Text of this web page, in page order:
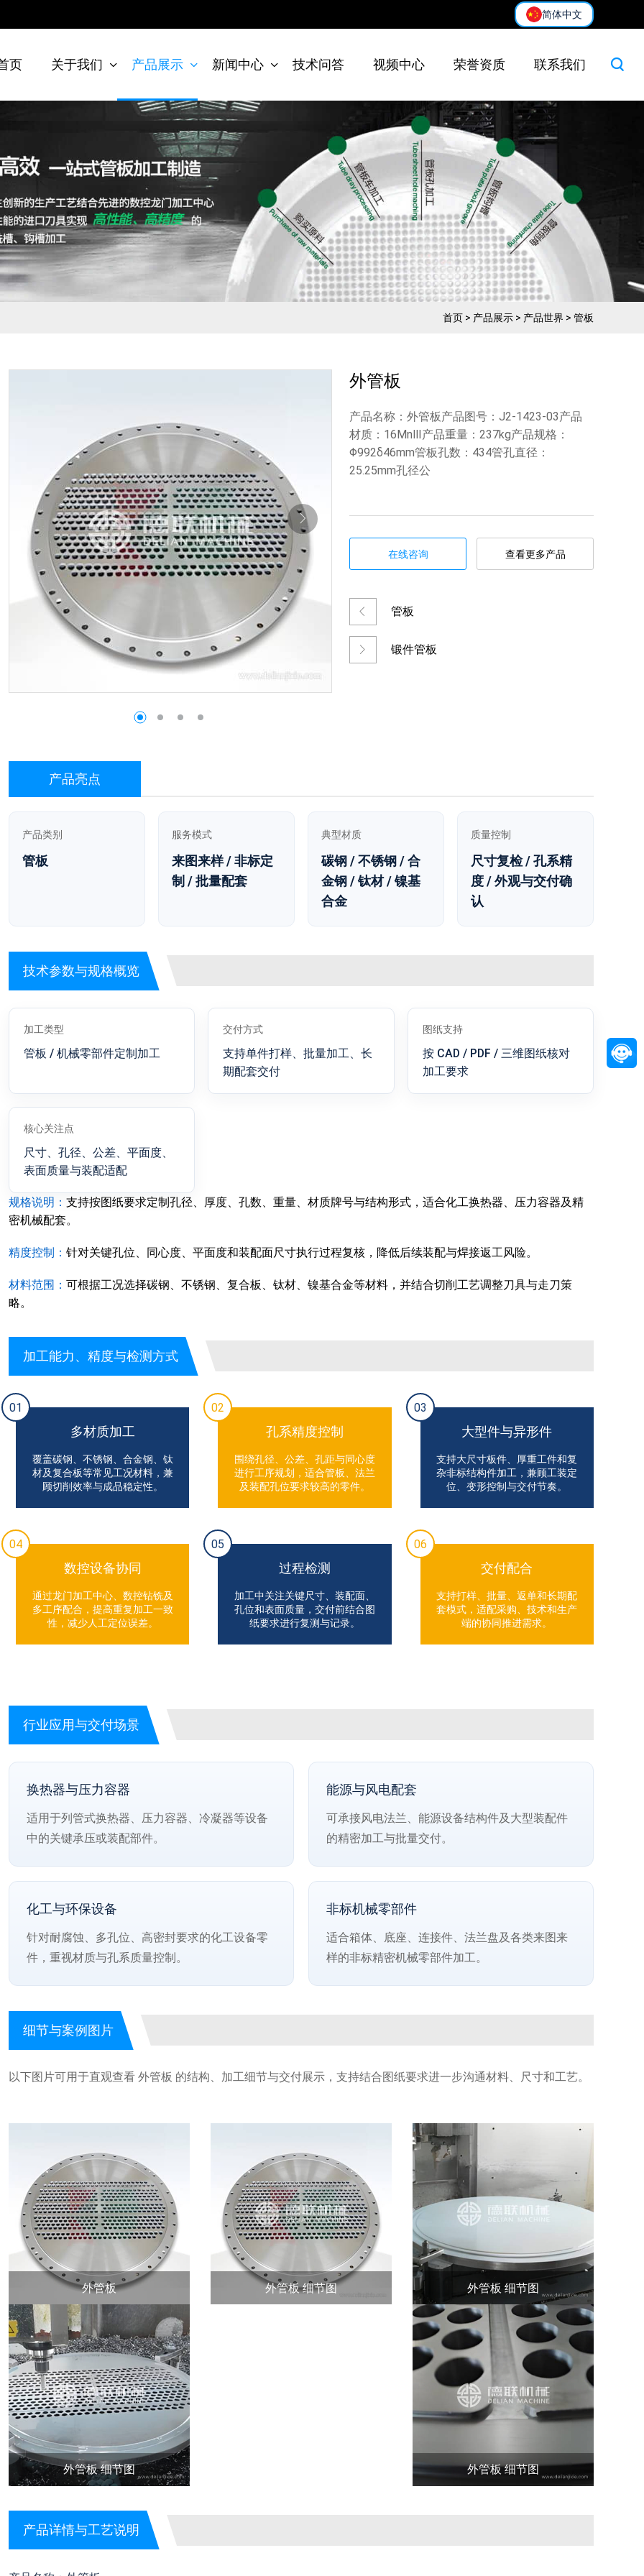
简体中文
页 关于我们 产品展示 新闻中心 技术问答 视频中心 荣誉资质 联系我们
首页 > 产品展示 > 产品世界 > 管板
外管板
产品名称：外管板产品图号：J2-1423-03产品
材质：16MnⅢ产品重量：237kg产品规格：
Φ992δ46mm管板孔数：434管孔直径：
25.25mm孔径公
在线咨询 查看更多产品
管板
锻件管板
产品亮点
产品类别
管板
服务模式
来图来样 / 非标定
制 / 批量配套
典型材质
碳钢 / 不锈钢 / 合
金钢 / 钛材 / 镍基
合金
质量控制
尺寸复检 / 孔系精
度 / 外观与交付确
认
技术参数与规格概览
加工类型
管板 / 机械零部件定制加工
交付方式
支持单件打样、批量加工、长
期配套交付
图纸支持
按 CAD / PDF / 三维图纸核对
加工要求
核心关注点
尺寸、孔径、公差、平面度、
表面质量与装配适配
规格说明： 支持按图纸要求定制孔径、厚度、孔数、重量、材质牌号与结构形式，适合化工换热器、压力容器及精
密机械配套。
精度控制： 针对关键孔位、同心度、平面度和装配面尺寸执行过程复核，降低后续装配与焊接返工风险。
材料范围： 可根据工况选择碳钢、不锈钢、复合板、钛材、镍基合金等材料，并结合切削工艺调整刀具与走刀策
略。
加工能力、精度与检测方式
01
多材质加工
覆盖碳钢、不锈钢、合金钢、钛
材及复合板等常见工况材料，兼
顾切削效率与成品稳定性。
02
孔系精度控制
围绕孔径、公差、孔距与同心度
进行工序规划，适合管板、法兰
及装配孔位要求较高的零件。
03
大型件与异形件
支持大尺寸板件、厚重工件和复
杂非标结构件加工，兼顾工装定
位、变形控制与交付节奏。
04
数控设备协同
通过龙门加工中心、数控钻铣及
多工序配合，提高重复加工一致
性，减少人工定位误差。
05
过程检测
加工中关注关键尺寸、装配面、
孔位和表面质量，交付前结合图
纸要求进行复测与记录。
06
交付配合
支持打样、批量、返单和长期配
套模式，适配采购、技术和生产
端的协同推进需求。
行业应用与交付场景
换热器与压力容器
适用于列管式换热器、压力容器、冷凝器等设备
中的关键承压或装配部件。
能源与风电配套
可承接风电法兰、能源设备结构件及大型装配件
的精密加工与批量交付。
化工与环保设备
针对耐腐蚀、多孔位、高密封要求的化工设备零
件，重视材质与孔系质量控制。
非标机械零部件
适合箱体、底座、连接件、法兰盘及各类来图来
样的非标精密机械零部件加工。
细节与案例图片
以下图片可用于直观查看 外管板 的结构、加工细节与交付展示，支持结合图纸要求进一步沟通材料、尺寸和工艺。
外管板 外管板 细节图 外管板 细节图
外管板 细节图 外管板 细节图
产品详情与工艺说明